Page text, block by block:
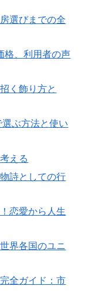
選びまでの全
格、利用者の声
く飾り方と
ぶ方法と使い
える
詩としての行
恋愛から人生
界各国のユニ
全ガイド：市